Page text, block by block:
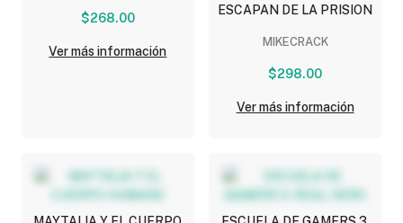
$268.00
Ver más información
ESCAPAN DE LA PRISION
MIKECRACK
$298.00
Ver más información